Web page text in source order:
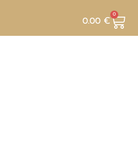
0.00 €
0